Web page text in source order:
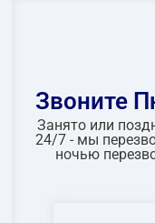
Звоните
Занято или
24/7 - мы
ночью